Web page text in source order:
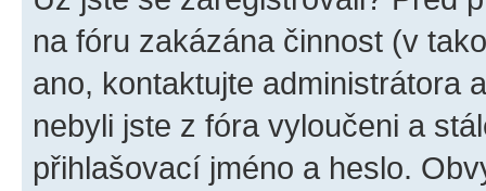
na fóru zakázána činnost (v
ano, kontaktujte administrátora
nebyli jste z fóra vyloučeni a
přihlašovací jméno a heslo.